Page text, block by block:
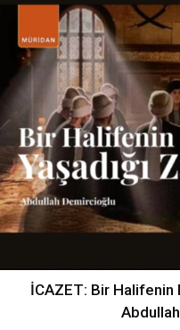
İCAZET: Bir Halifenin